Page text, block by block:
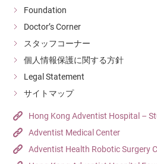
Foundation
Doctor’s Corner
スタッフコーナー
個人情報保護に関する方針
Legal Statement
サイトマップ
Hong Kong Adventist Hospital –
Adventist Medical Center
Adventist Health Robotic Surgery